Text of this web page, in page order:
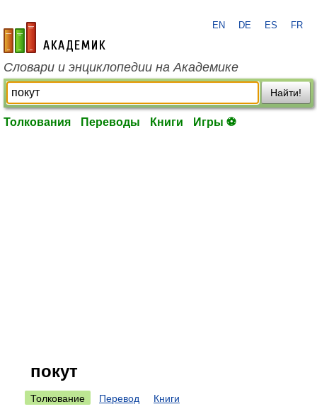
academic.ru
EN DE ES FR
Словари и энциклопедии на Академике
Найти!
Толкования Переводы Книги Игры ⚽
покут
Толкование Перевод Книги